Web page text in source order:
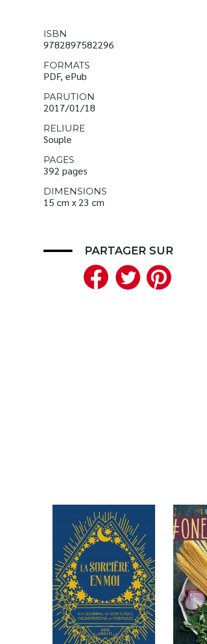
ISBN
9782897582296
FORMATS
PDF, ePub
PARUTION
2017/01/18
RELIURE
Souple
PAGES
392 pages
DIMENSIONS
15 cm x 23 cm
PARTAGER SUR
Facebook
Twitter